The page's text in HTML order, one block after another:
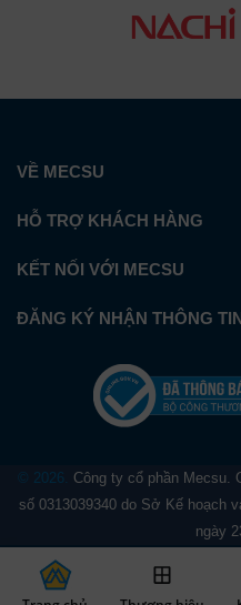
VỀ MECSU
HỖ TRỢ KHÁCH HÀNG
KẾT NỐI VỚI MECSU
ĐĂNG KÝ NHẬN THÔNG
© 2026.
Công ty cổ phần Mecsu.
số 0313039340 do Sở Kế hoạch
ngày